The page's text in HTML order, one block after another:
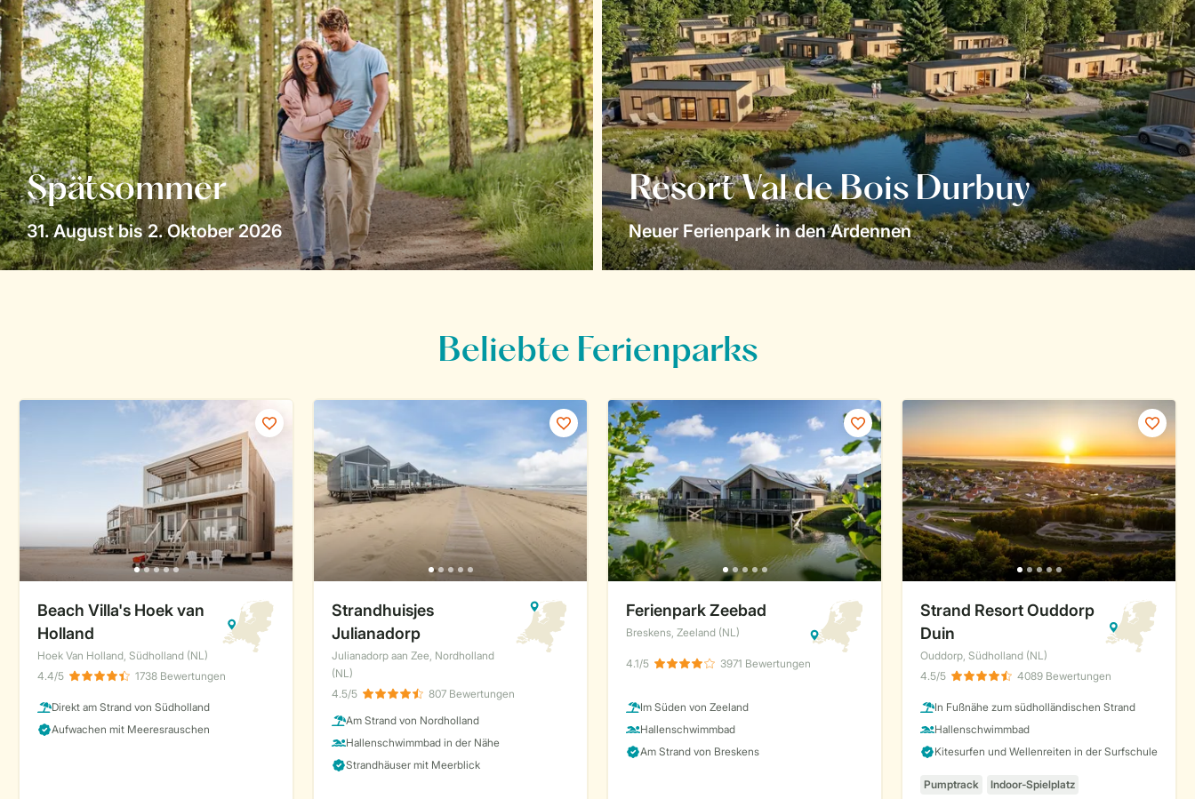
Spätsommer
31. August bis 2. Oktober 2026
Resort Val de Bois Durbuy
Neuer Ferienpark in den Ardennen